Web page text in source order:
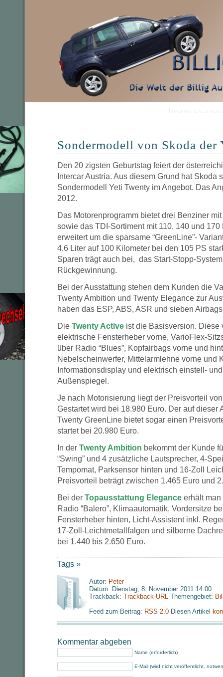
Sondermodell von Skoda der
Den 20 zigsten Geburtstag feiert der
Intercar Austria. Aus diesem Grund hat Skoda
Sondermodell Yeti Twenty im Angebot. Das
2012.
Das Motorenprogramm bietet drei Benziner
sowie das TDI-Sortiment mit 110, 140 und
erweitert um die sparsame “GreenLine”-
4,6 Liter auf 100 Kilometer bei den 105 PS
Sparen trägt auch bei, das Start-Stopp-
Rückgewinnung.
Bei der Ausstattung stehen dem Kunden die
Twenty Ambition und Twenty Elegance zur
haben das ESP, ABS, ASR und sieben
Die Twenty Active ist die Basisversion.
elektrische Fensterheber vorne, VarioFlex-
über Radio “Blues”, Kopfairbags vorne und
Nebelscheinwerfer, Mittelarmlehne vorne und
Informationsdisplay und elektrisch einstell-
Außenspiegel.
Je nach Motorisierung liegt der Preisvorteil
Gestartet wird bei 18.980 Euro. Der auf dieser
Twenty GreenLine bietet sogar einen
startet bei 20.980 Euro.
In der Twenty Ambition bekommt der Kunde
“Swing” und 4 zusätzliche Lautsprecher, 4-
Tempomat, Parksensor hinten und 16-Zoll
Preisvorteil beträgt zwischen 1.465 Euro und
Bei der Topausstattung Elegance erhält man
Radio “Balero”, Klimaautomatik, Vordersitze
Fensterheber hinten, Licht-Assistent inkl.
17-Zoll-Leichtmetallfalgen und silberne
bei 1.440 bis 2.650 Euro.
Tags »
Autor: Peter
Datum: Dienstag, 8. November 2011 14:00
Trackback: Trackback-URL Themengebiet:
Feed zum Beitrag: RSS 2.0 Diesen Artikel
Kommentar abgeben
Name (erforderlich)
E-Mail (wird nicht veröffentlicht,